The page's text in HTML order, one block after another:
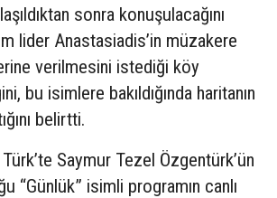
sonra konuşulacağını
lider Anastasiadis’in müzakere
verilmesini istediği köy
bu isimlere bakıldığında haritanın
belirtti.
Saymur Tezel Özgentürk’ün
“Günlük” isimli programın canlı